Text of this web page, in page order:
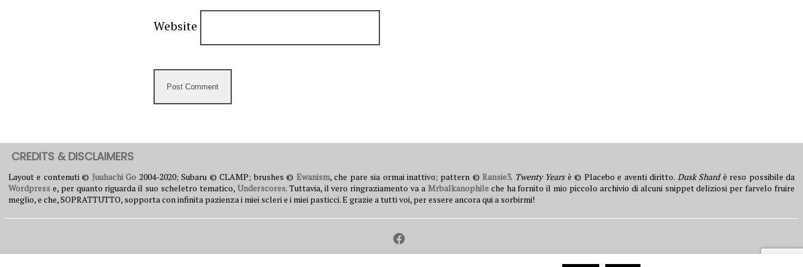
Website
CREDITS & DISCLAIMERS
Layout e contenuti © Juuhachi Go 2004-2020; Subaru © CLAMP; brushes © Ewanism, che pare sia ormai inattivo; pattern ©Ransie3. Twenty Yearsè © Placebo e aventi diritto. Dusk Shardè reso possibile da
Wordpress e, per quanto riguarda il suo scheletro tematico, Underscores. Tuttavia, il vero ringraziamento va a Mrbalkanophileche ha fornito il mio piccolo archivio di alcuni snippet deliziosi per farvelo fruire
meglio, e che, SOPRATTUTTO, sopporta con infinita pazienza i miei scleri e i miei pasticci. E grazie a tutti voi, per essere ancora qui a sorbirmi!